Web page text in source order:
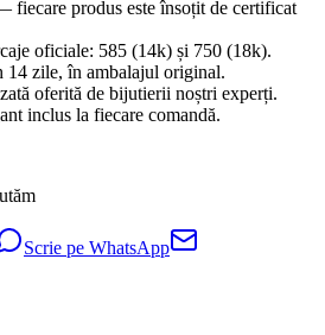
produs este însoțit de certificat
oficiale: 585 (14k) și 750 (18k).
14 zile, în ambalajul original.
oferită de bijutierii noștri experți.
inclus la fiecare comandă.
Scrie pe WhatsApp